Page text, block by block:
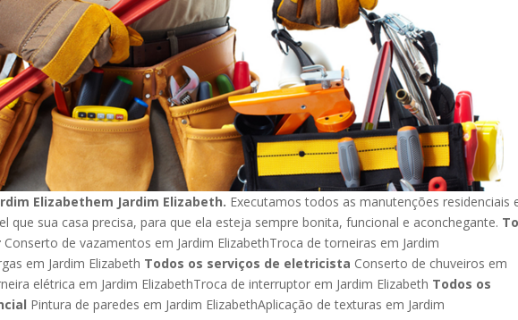
Elizabethem Jardim Elizabeth. Executamos todos as manutenções residenciais
que sua casa precisa, para que ela esteja sempre bonita, funcional e aconchegante.
Conserto de vazamentos em Jardim ElizabethTroca de torneiras em Jardim
em Jardim Elizabeth Todos os serviços de eletricista Conserto de chuveiros em
elétrica em Jardim ElizabethTroca de interruptor em Jardim Elizabeth Todos os
Pintura de paredes em Jardim ElizabethAplicação de texturas em Jardim